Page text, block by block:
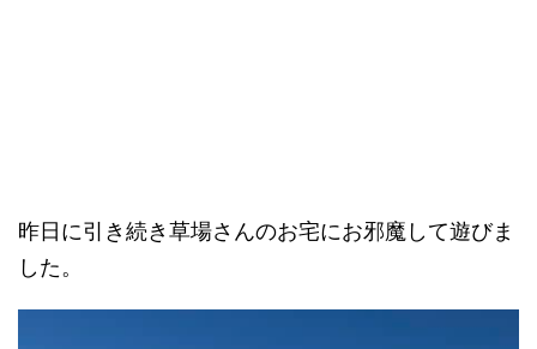
昨日に引き続き草場さんのお宅にお邪魔して遊びま
した。